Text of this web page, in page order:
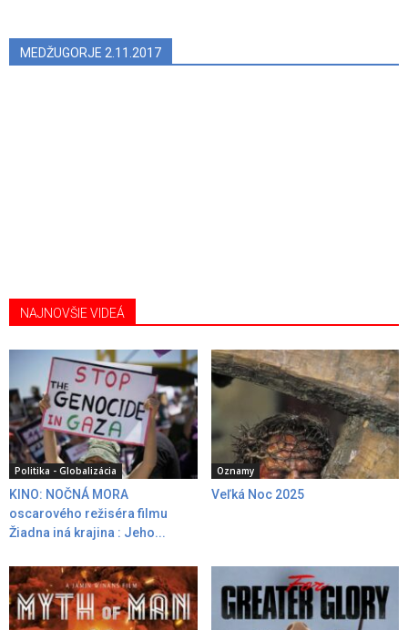
MEDŽUGORJE 2.11.2017
NAJNOVŠIE VIDEÁ
Politika - Globalizácia
KINO: NOČNÁ MORA
oscarového režiséra filmu
Žiadna iná krajina : Jeho...
Oznamy
Veľká Noc 2025